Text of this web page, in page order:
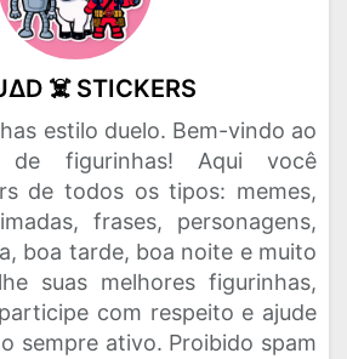
☠️ STICKERS
estilo duelo. Bem-vindo ao
de figurinhas! Aqui você
de todos os tipos: memes,
frases, personagens,
boa tarde, boa noite e muito
suas melhores figurinhas,
com respeito e ajude
sempre ativo. Proibido spam